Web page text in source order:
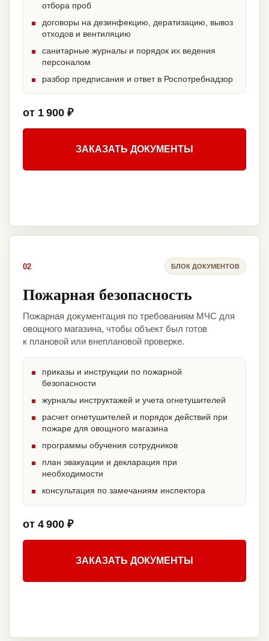
отбора проб
договоры на дезинфекцию, дератизацию, вывоз
отходов и вентиляцию
санитарные журналы и порядок их ведения
персоналом
разбор предписания и ответ в Роспотребнадзор
от 1 900 ₽
ЗАКАЗАТЬ ДОКУМЕНТЫ
02 БЛОК ДОКУМЕНТОВ
Пожарная безопасность
Пожарная документация по требованиям МЧС для
овощного магазина, чтобы объект был готов
к плановой или внеплановой проверке.
приказы и инструкции по пожарной
безопасности
журналы инструктажей и учета огнетушителей
расчет огнетушителей и порядок действий при
пожаре для овощного магазина
программы обучения сотрудников
план эвакуации и декларация при
необходимости
консультация по замечаниям инспектора
от 4 900 ₽
ЗАКАЗАТЬ ДОКУМЕНТЫ